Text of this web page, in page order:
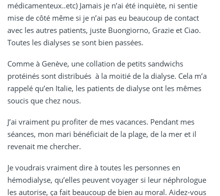
médicamenteux..etc) Jamais je n’ai été inquiète, ni sentie
mise de côté même si je n’ai pas eu beaucoup de contact
avec les autres patients, juste Buongiorno, Grazie et Ciao.
Toutes les dialyses se sont bien passées.
Comme à Genève, une collation de petits sandwichs
protéinés sont distribués à la moitié de la dialyse. Cela m’a
rappelé qu’en Italie, les patients de dialyse ont les mêmes
soucis que chez nous.
J’ai vraiment pu profiter de mes vacances. Pendant mes
séances, mon mari bénéficiait de la plage, de la mer et il
revenait me chercher.
Je voudrais vraiment dire à toutes les personnes en
hémodialyse, qu’elles peuvent voyager si leur néphrologue
les autorise, ça fait beaucoup de bien au moral. Aidez-vous